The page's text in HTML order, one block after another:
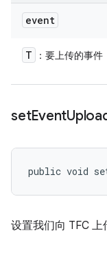
event
T ：要上传的事件
setEvent
public void
设置我们向 TFC 上